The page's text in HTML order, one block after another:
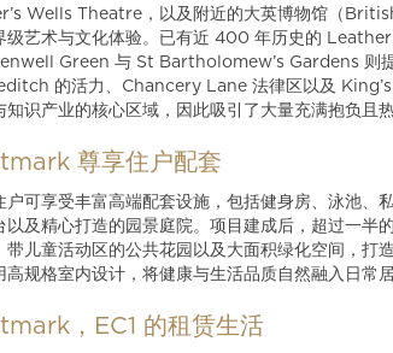
Wells Theatre，以及附近的大英博物馆（
级艺术与文化体验。已有近 400 年历史的
Green 与 St Bartholomew’s Gardens 则提
的活力、Chancery Lane 法律区以及
知识产业的核心区域，因此吸引了大量充满抱负且
尊享住户配套
户可享受丰富高端配套设施，包括健身房、泳池、
以及精心打造的园景庭院。项目建成后，超过一半
带儿童活动区的公共花园以及大面积绿化空间，
高规格室内设计，将健康与生活品质自然融入日常
，EC1 的租赁生活